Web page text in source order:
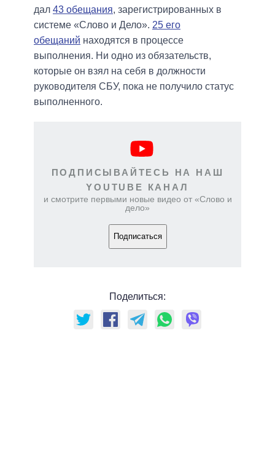
дал 43 обещания, зарегистрированных в
системе «Слово и Дело». 25 его
обещаний находятся в процессе
выполнения. Ни одно из обязательств,
которые он взял на себя в должности
руководителя СБУ, пока не получило статус
выполненного.
ПОДПИСЫВАЙТЕСЬ НА НАШ
YOUTUBE КАНАЛ
и смотрите первыми новые видео от «Слово и
дело»
Подписаться
Поделиться: